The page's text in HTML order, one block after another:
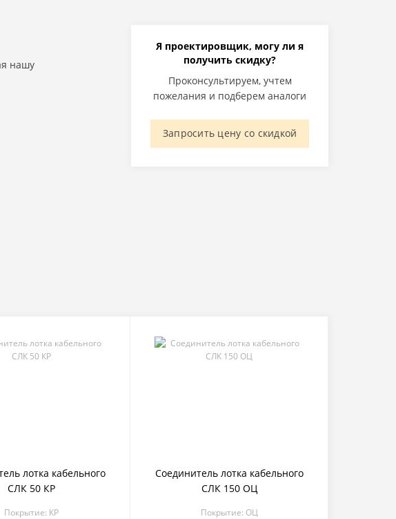
Я проектировщик, могу ли я
получить скидку?
Проконсультируем, учтем
пожелания и подберем аналоги
Запросить цену со скидкой
нашу
лотка кабельного
СЛК 50 КР
Покрытие: КР
Соединитель лотка кабельного
СЛК 150 ОЦ
Покрытие: ОЦ